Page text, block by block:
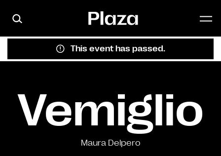
This event has passed.
Vemiglio
Maura Delpero